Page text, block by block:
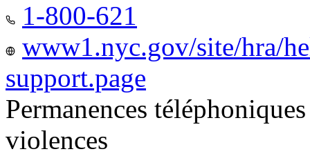
1-800-621
www1.nyc.gov/site/hra/
support.page
Permanences
violences